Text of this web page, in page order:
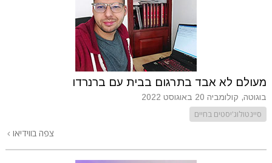
מעולם לא אבד בתרגום בבית עם ברנרדו
בוגוטה, קולומביה 20 באוגוסט 2022
סיינטולוג'יסטים בחיים
צפה בווידיאו